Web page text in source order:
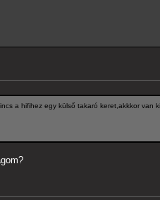
a hifihez egy külső takaró keret,akkkor van